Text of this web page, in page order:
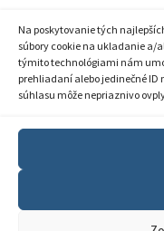
Na poskytovanie tých
súbory cookie na ukladanie a/
týmito technológiami nám
prehliadaní alebo jedinečné ID
súhlasu môže nepriaznivo